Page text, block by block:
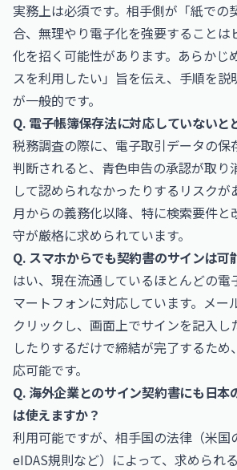
実務上は必須です。相手側が「紙での
合、無理やり電子化を強要することは
化を招く可能性があります。あらかじ
スを利用したい」旨を伝え、手順を説
が一般的です。
Q. 電子帳簿保存法に対応していないと
税務調査の際に、電子取引データの保
判断されると、青色申告の承認が取り
して認められなかったりするリスクが
月からの義務化以降、特に検索要件と
守が厳格に求められています。
Q. スマホからでも契約書のサインは可
はい、現在流通しているほとんどの電
マートフォンに対応しています。メー
クリックし、画面上でサインを記入し
したりするだけで締結が完了するため
応可能です。
Q. 海外企業とのサイン契約書にも日本
は使えますか？
利用可能ですが、相手国の法律（米国
eIDAS規則など）によって、求められ